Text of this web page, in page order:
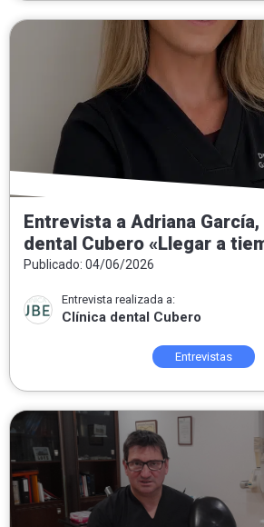
Entrevista a Adriana
dental Cubero «Llegar a
todo»
Publicado: 04/06/2026
Entrevista realizada a:
Clínica dental Cubero
Entrevistas